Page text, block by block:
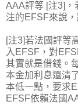
AAA評等 [注3]，
注的EFSF來說
[注3]若法國評等
入EFSF，對
其實就是借錢。
本金加利息還清
本低一點，要求
EFSF依賴法國